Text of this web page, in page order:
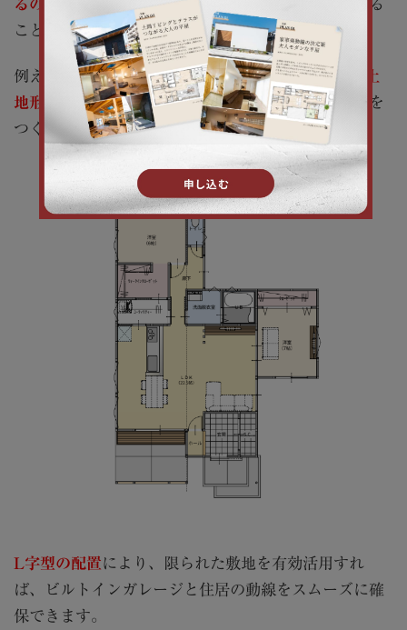
るのは難しい？」
とお悩みでも、住宅形状を工夫する
ことで設置できるケースもあります。
例えば、以下のようにL字型の住宅形状にすると、
土
地形状が縦長の場合でも平屋にビルトインガレージを
つくれる可能性があります。
L字型の配置により、限られた敷地を有効活用すれ
ば、ビルトインガレージと住居の動線をスムーズに確
保できます。